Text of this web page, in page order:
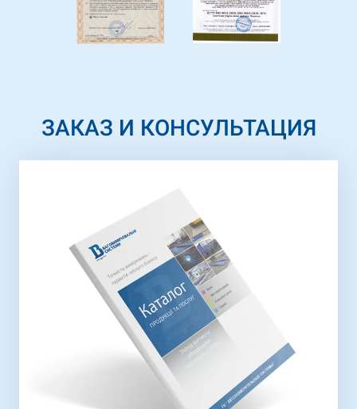
ЗАКАЗ И КОНСУЛЬТАЦИЯ